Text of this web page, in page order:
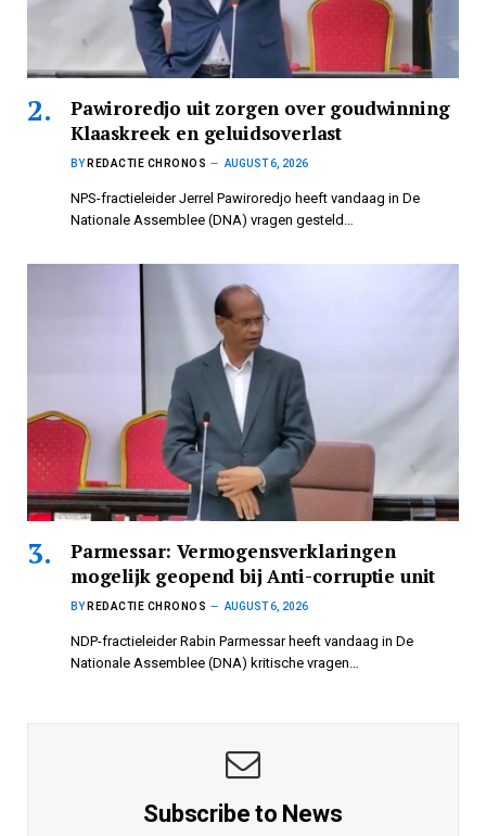
Pawiroredjo uit zorgen over goudwinning
Klaaskreek en geluidsoverlast
BY REDACTIE CHRONOS AUGUST 6, 2026
NPS-fractieleider Jerrel Pawiroredjo heeft vandaag in De
Nationale Assemblee (DNA) vragen gesteld…
Parmessar: Vermogensverklaringen
mogelijk geopend bij Anti-corruptie unit
BY REDACTIE CHRONOS AUGUST 6, 2026
NDP-fractieleider Rabin Parmessar heeft vandaag in De
Nationale Assemblee (DNA) kritische vragen…
Subscribe to News